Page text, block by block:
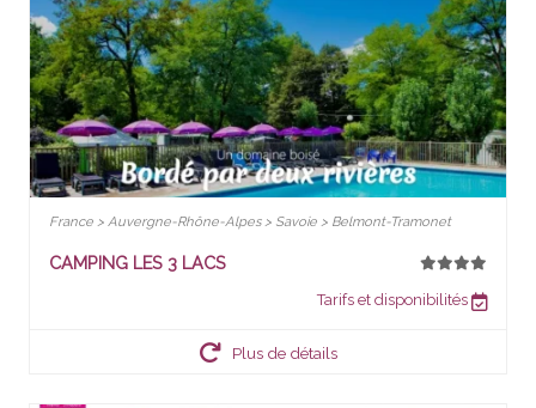
France > Auvergne-Rhône-Alpes > Savoie > Belmont-Tramonet
CAMPING LES 3 LACS
Tarifs et disponibilités
Plus de détails